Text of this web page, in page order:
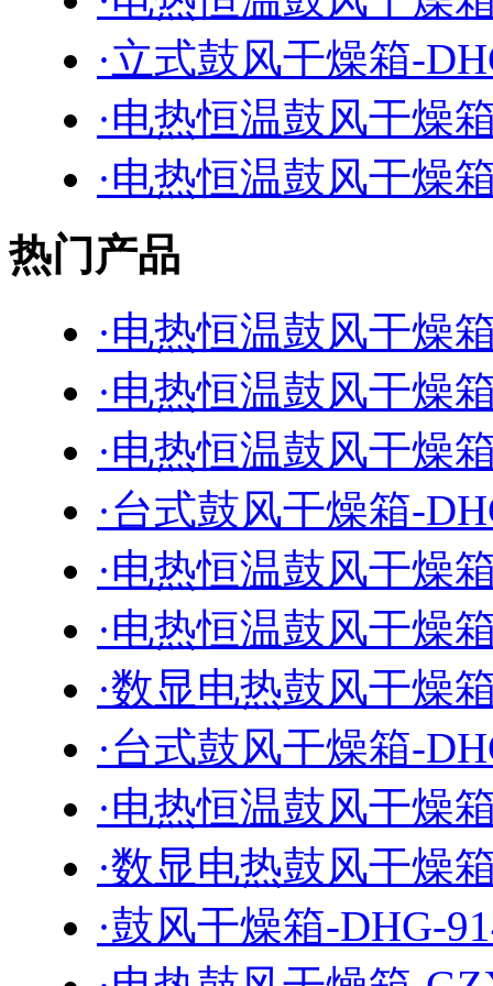
·立式鼓风干燥箱-
·电热恒温鼓风干燥
·电热恒温鼓风干燥
热门产品
·电热恒温鼓风干燥
·电热恒温鼓风干燥
·电热恒温鼓风干燥
·台式鼓风干燥箱-
·电热恒温鼓风干燥
·电热恒温鼓风干燥
·数显电热鼓风干燥
·台式鼓风干燥箱-
·电热恒温鼓风干燥
·数显电热鼓风干燥
·鼓风干燥箱-DHG-